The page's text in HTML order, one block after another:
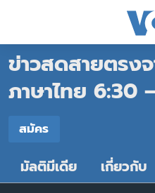
ต่อ
ไป
หลัก
หน้า
หน้าหลัก
โลก
เอเชีย
ไทย
ข่าวสดสายตรงจ
ภาษาไทย 6:30
สมัคร
Spotify
มัลติมีเดีย เกี่ยวกับ